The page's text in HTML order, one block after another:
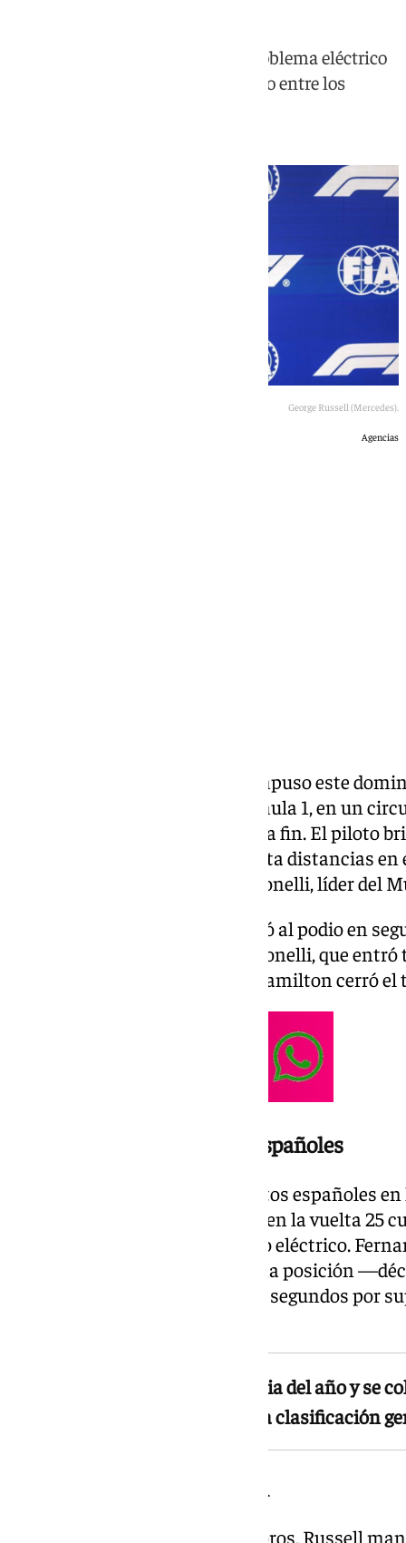
Carlos Sainz abandonó por un problema eléctrico
y Fernando Alonso terminó último entre los
George Russell (Mercedes).
Agencias
George Russell (Mercedes) se impuso este
octava cita del Mundial de Fórmula 1, en un
controló la carrera de principio a fin. El piloto
victoria de la temporada y recorta distancias
compañero de equipo Kimi Antonelli, líder del
Max Verstappen (Red Bull) subió al podio en
la última vuelta el acoso de Antonelli, que
(McLaren) fue cuarto y Lewis Hamilton cerró el
Una tarde para olvidar los españoles
Jornada negra para los dos pilotos españoles
(Williams) tuvo que abandonar en la vuelta 25
en la recta principal por un fallo eléctrico.
su parte, cruzó la meta en última posición
acumular una sanción de cinco segundos por
Russell suma su segunda victoria del año y se
(171), líder del campeonato, en la clasificación
Arrancada limpia de Russell
Cuando se apagaron los semáforos, Russell